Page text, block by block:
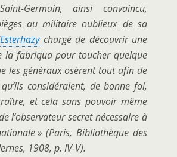
Germain, ainsi convaincu,
au militaire oublieux de sa
Esterhazychargé de découvrir une
la fabriqua pour toucher quelque
les généraux osèrent tout afin de
considéraient, de bonne foi,
et cela sans pouvoir même
l’observateur secret nécessaire à
» (Paris, Bibliothèque des
1908, p. IV-V).